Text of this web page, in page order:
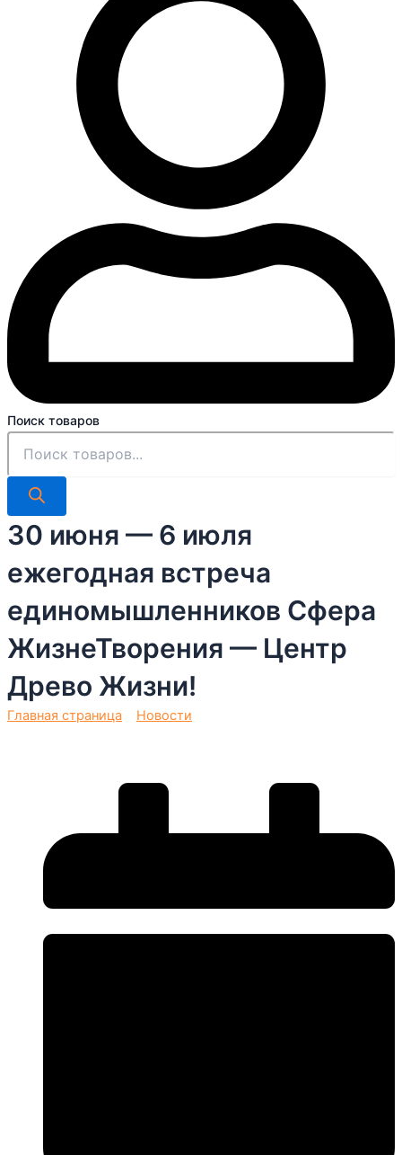
Поиск товаров
30 июня — 6 июля
ежегодная встреча
единомышленников Сфера
ЖизнеТворения — Центр
Древо Жизни!
Главная страница Новости